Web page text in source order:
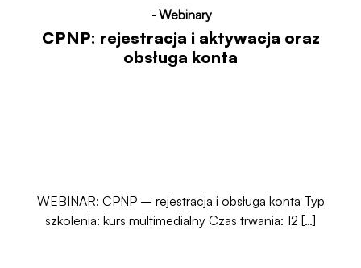
-Webinary
CPNP: rejestracja i aktywacja oraz
obsługa konta
WEBINAR: CPNP – rejestracja i obsługa konta Typ
szkolenia: kurs multimedialny Czas trwania: 12 […]